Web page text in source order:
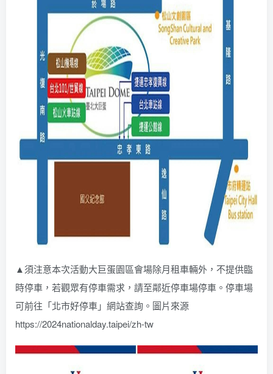
▲須注意本次活動大巨蛋園區會場除月租車輛外，不提供臨
時停車，若觀眾有停車需求，請至鄰近停車場停車。停車場
可前往「北市好停車」網站查詢。圖片來源
https://2024nationalday.taipei/zh-tw